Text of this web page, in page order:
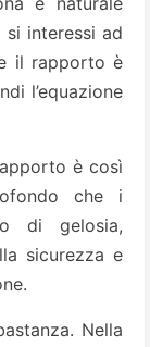
interessi ad
il rapporto è
l’equazione
è così
che i
di gelosia,
sicurezza e
Nella